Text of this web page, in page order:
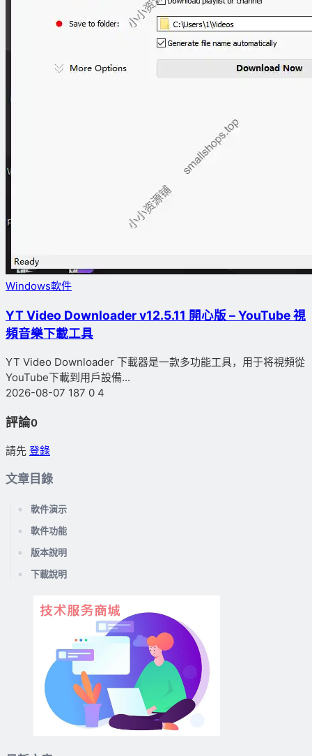
Windows軟件
YT Video Downloader v12.5.11 開心版 – YouTube 視
頻音樂下載工具
YT Video Downloader 下載器是一款多功能工具，用于将視頻從
YouTube下載到用戶設備...
2026-08-07 187 0 4
評論0
請先 登錄
文章目錄
軟件演示
軟件功能
版本說明
下載說明